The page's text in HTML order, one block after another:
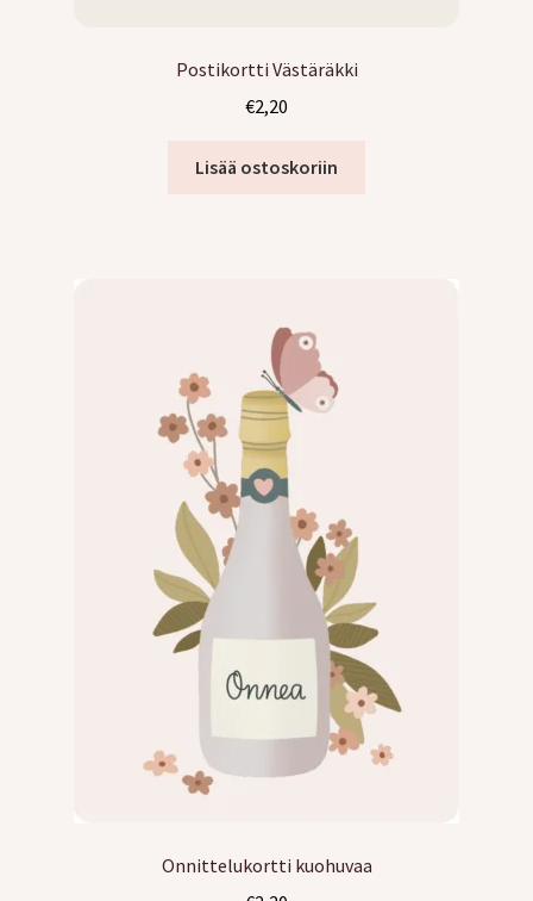
Postikortti Västäräkki
€2,20
Lisää ostoskoriin
Onnittelukortti kuohuvaa